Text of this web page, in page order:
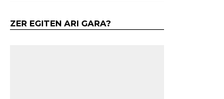
ZER EGITEN ARI GARA?